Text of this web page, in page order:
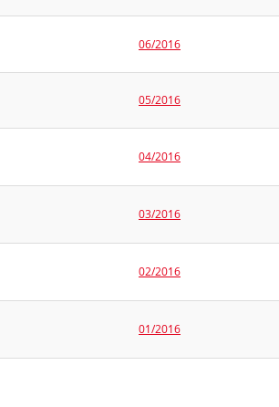
06/2016
05/2016
04/2016
03/2016
02/2016
01/2016